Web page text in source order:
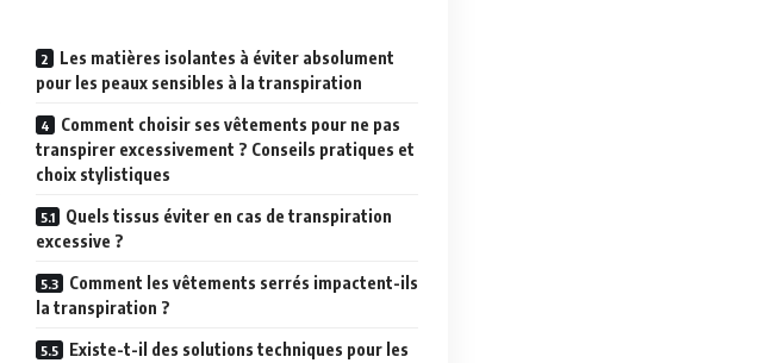
Les matières isolantes à éviter absolument
pour les peaux sensibles à la transpiration
Comment choisir ses vêtements pour ne pas
transpirer excessivement ? Conseils pratiques et
choix stylistiques
Quels tissus éviter en cas de transpiration
excessive ?
Comment les vêtements serrés impactent-ils
la transpiration ?
Existe-t-il des solutions techniques pour les